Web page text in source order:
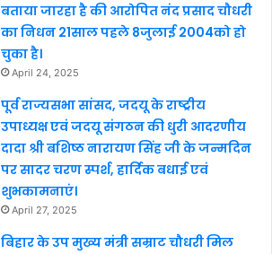
बताया जारहा है की आरोपित नंद प्रसाद चौधरी
का निधन 21साल पहले 8जुलाई 2004को हो
चुका है।
April 24, 2025
पूर्व राज्यसभा सांसद, जदयू के राष्ट्रीय
उपाध्यक्ष एवं जदयू संगठन की धुरी आदरणीय
दादा श्री बशिष्ठ नारायण सिंह जी के जन्मदिन
पर सादर चरण स्पर्श, हार्दिक बधाई एवं
शुभकामनाएं।
April 27, 2025
बिहार के उप मुख्य मंत्री सम्राट चौधरी मिल